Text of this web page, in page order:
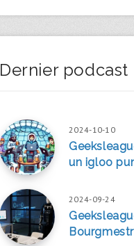
Dernier podcast
2024-10-10
un igloo
2024-09-24